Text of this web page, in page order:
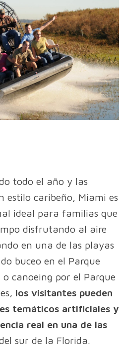
todo el año y las
estilo caribeño, Miami es
ideal para familias que
disfrutando al aire
en una de las playas
buceo en el Parque
canoeing por el Parque
los visitantes pueden
temáticos artificiales y
real en una de las
sur de la Florida.